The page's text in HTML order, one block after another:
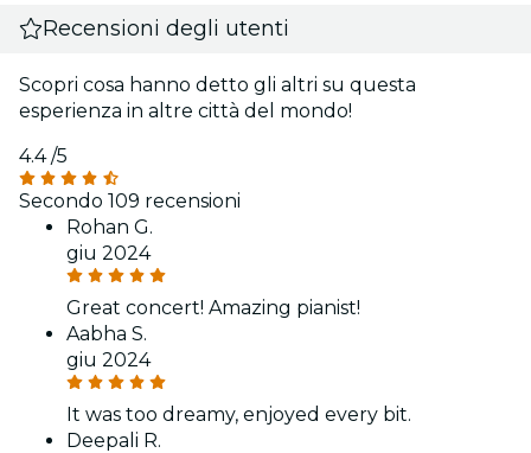
Recensioni degli utenti
Scopri cosa hanno detto gli altri su questa
esperienza in altre città del mondo!
4.4/5
Secondo 109 recensioni
Rohan G.
giu 2024
Great concert! Amazing pianist!
Aabha S.
giu 2024
It was too dreamy, enjoyed every bit.
Deepali R.